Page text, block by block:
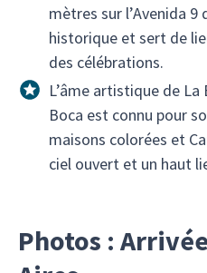
mètres sur l’Avenida
historique et sert de
des célébrations.
L’âme artistique de
Boca est connu pour
maisons colorées et
ciel ouvert et un haut
Photos :